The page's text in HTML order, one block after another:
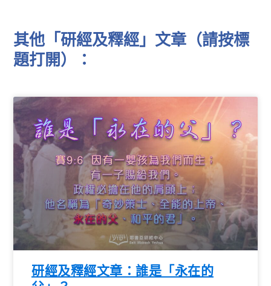
其他「研經及釋經」文章（請按標
題打開）：
研經及釋經文章：誰是「永在的